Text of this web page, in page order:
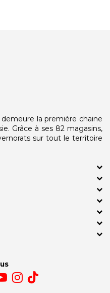
la première chaine
Grâce à ses 82 magasins,
sur tout le territoire